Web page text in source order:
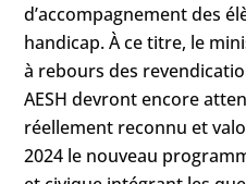
d’accompagnement des
handicap. À ce titre, le
à rebours des
AESH devront encore
réellement reconnu et
2024 le nouveau